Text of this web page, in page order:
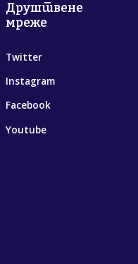
Друштвене
мреже
Twitter
Instagram
Facebook
Youtube